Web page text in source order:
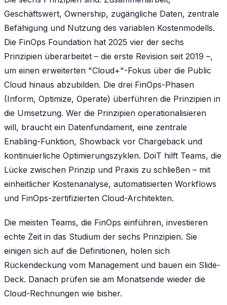
Geschäftswert, Ownership, zugängliche Daten, zentrale
Befähigung und Nutzung des variablen Kostenmodells.
Die FinOps Foundation hat 2025 vier der sechs
Prinzipien überarbeitet – die erste Revision seit 2019 –,
um einen erweiterten "Cloud+"-Fokus über die Public
Cloud hinaus abzubilden. Die drei FinOps-Phasen
(Inform, Optimize, Operate) überführen die Prinzipien in
die Umsetzung. Wer die Prinzipien operationalisieren
will, braucht ein Datenfundament, eine zentrale
Enabling-Funktion, Showback vor Chargeback und
kontinuierliche Optimierungszyklen. DoiT hilft Teams, die
Lücke zwischen Prinzip und Praxis zu schließen – mit
einheitlicher Kostenanalyse, automatisierten Workflows
und FinOps-zertifizierten Cloud-Architekten.
Die meisten Teams, die FinOps einführen, investieren
echte Zeit in das Studium der sechs Prinzipien. Sie
einigen sich auf die Definitionen, holen sich
Rückendeckung vom Management und bauen ein Slide-
Deck. Danach prüfen sie am Monatsende wieder die
Cloud-Rechnungen wie bisher.